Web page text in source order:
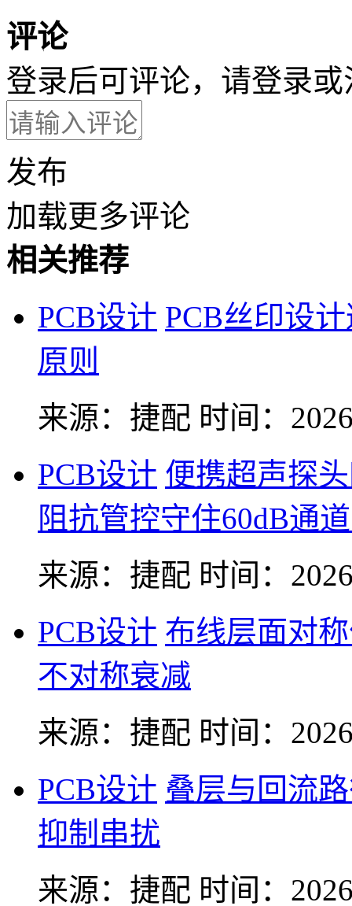
评论
登录后可评论，请登录或
发布
加载更多评论
相关推荐
PCB设计 PCB丝印设
原则
来源：捷配 时间：
PCB设计 便携超声探
阻抗管控守住60dB通
来源：捷配 时间：
PCB设计 布线层面对
不对称衰减
来源：捷配 时间：
PCB设计 叠层与回流
抑制串扰
来源：捷配 时间：